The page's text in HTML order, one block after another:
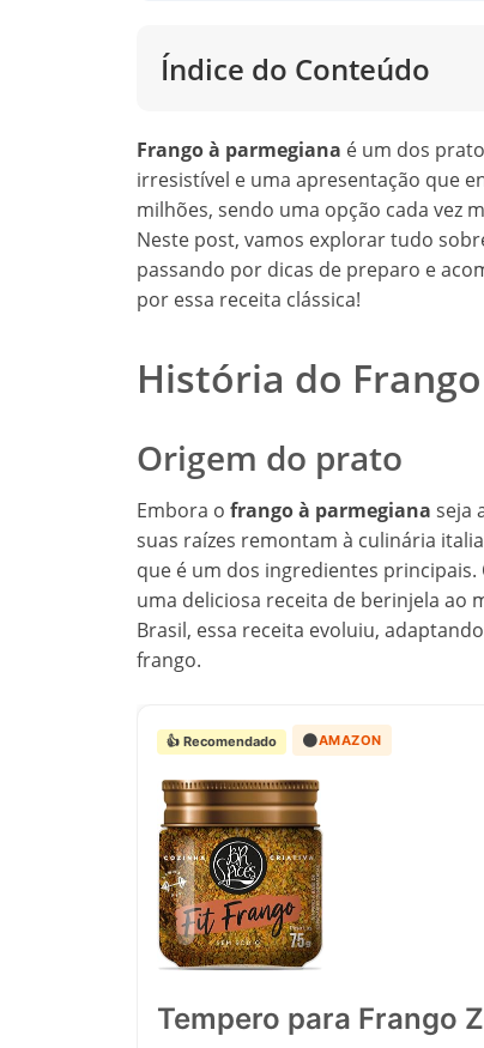
Índice do Conteúdo
Frango à parmegiana é um dos
irresistível e uma apresentação que
milhões, sendo uma opção cada vez
Neste post, vamos explorar tudo
passando por dicas de preparo e
por essa receita clássica!
História do
Origem do prato
Embora o frango à parmegiana seja
suas raízes remontam à culinária
que é um dos ingredientes principais.
uma deliciosa receita de berinjela ao
Brasil, essa receita evoluiu,
frango.
👍 Recomendado 🟠AMAZON
Tempero para Frango